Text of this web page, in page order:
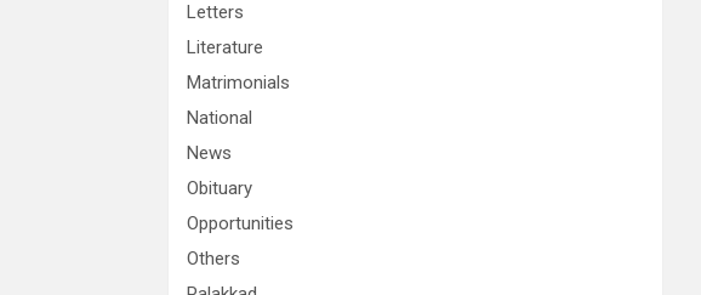
Letters
Literature
Matrimonials
National
News
Obituary
Opportunities
Others